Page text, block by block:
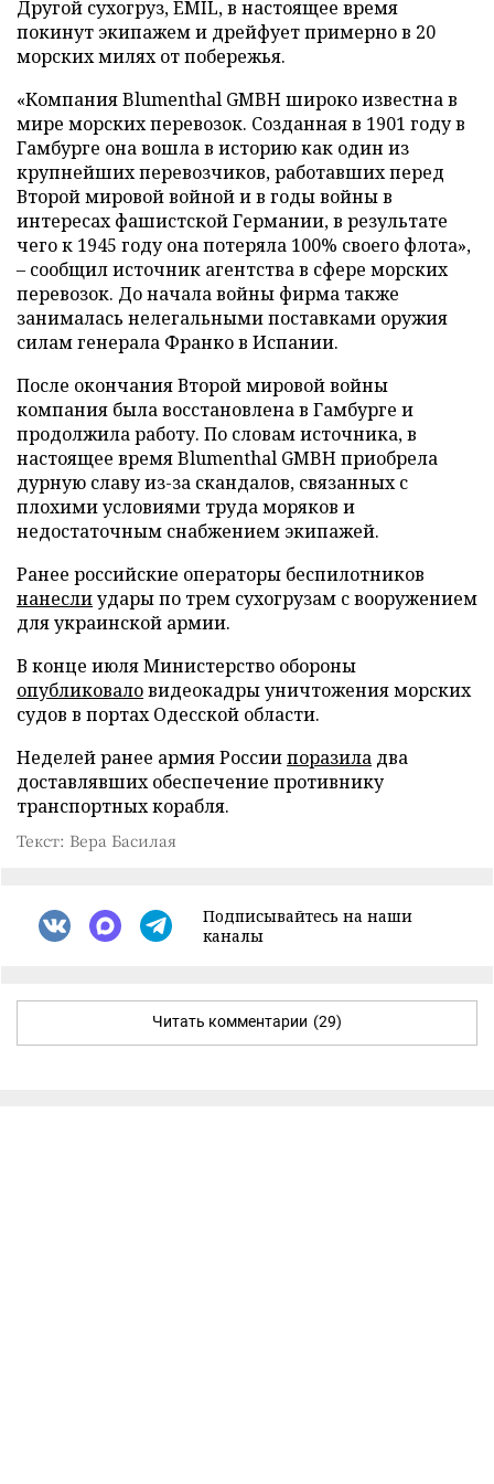
Другой сухогруз, EMIL, в настоящее время
покинут экипажем и дрейфует примерно в 20
морских милях от побережья.
«Компания Blumenthal GMBH широко известна в
мире морских перевозок. Созданная в 1901 году в
Гамбурге она вошла в историю как один из
крупнейших перевозчиков, работавших перед
Второй мировой войной и в годы войны в
интересах фашистской Германии, в результате
чего к 1945 году она потеряла 100% своего флота»,
– сообщил источник агентства в сфере морских
перевозок. До начала войны фирма также
занималась нелегальными поставками оружия
силам генерала Франко в Испании.
После окончания Второй мировой войны
компания была восстановлена в Гамбурге и
продолжила работу. По словам источника, в
настоящее время Blumenthal GMBH приобрела
дурную славу из-за скандалов, связанных с
плохими условиями труда моряков и
недостаточным снабжением экипажей.
Ранее российские операторы беспилотников
нанеслиудары по трем сухогрузам с вооружением
для украинской армии.
В конце июля Министерство обороны
опубликоваловидеокадры уничтожения морских
судов в портах Одесской области.
Неделей ранее армия Россиипоразила два
доставлявших обеспечение противнику
транспортных корабля.
Текст: Вера Басилая
Подписывайтесь на наши
каналы
Читать комментарии (29)